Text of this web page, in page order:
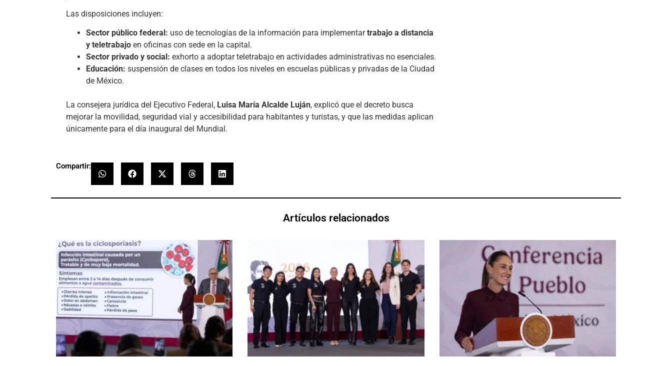
Las disposiciones incluyen:
Sector público federal: uso de tecnologías de la información para implementartrabajo a distancia
y teletrabajo en oficinas con sede en la capital.
Sector privado y social: exhorto a adoptar teletrabajo en actividades administrativas no esenciales.
Educación: suspensión de clases en todos los niveles en escuelas públicas y privadas de la Ciudad
de México.
La consejera jurídica del Ejecutivo Federal, Luisa María Alcalde Luján, explicó que el decreto busca
mejorar la movilidad, seguridad vial y accesibilidad para habitantes y turistas, y que las medidas aplican
únicamente para el día inaugural del Mundial.
Compartir:
Artículos relacionados